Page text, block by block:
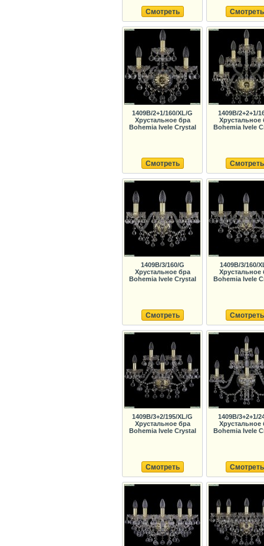
Смотреть Смотреть
1409B/2+1/160/XL/G
Хрустальное бра
Bohemia Ivele Crystal
Смотреть
1409B/2+2+1/
Хрустальное
Bohemia Ivele
Смотреть
1409B/3/160/G
Хрустальное бра
Bohemia Ivele Crystal
Смотреть
1409B/3/160/
Хрустальное
Bohemia Ivele
Смотреть
1409B/3+2/195/XL/G
Хрустальное бра
Bohemia Ivele Crystal
Смотреть
1409B/3+2+1/
Хрустальное
Bohemia Ivele
Смотреть